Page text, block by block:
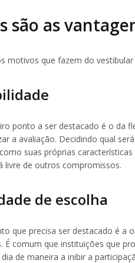
são as
motivos que fazem do
ponto a ser destacado é o da
a avaliação. Decidindo qual
suas próprias
livre de outros compromissos.
de escolha
que precisa ser destacado é a
É comum que instituições que
de maneira a inibir a